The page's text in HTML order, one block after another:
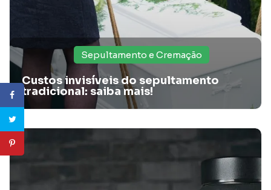
Sepultamento e Cremação
Custos invisíveis do sepultamento
tradicional: saiba mais!